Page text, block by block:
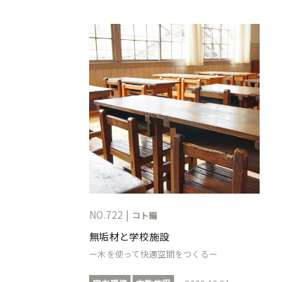
NO.722 | コト編
無垢材と学校施設
ー木を使って快適空間をつくるー